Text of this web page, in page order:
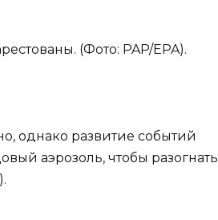
(Фото: PAP/EPA).
однако развитие событий
аэрозоль, чтобы разогнать